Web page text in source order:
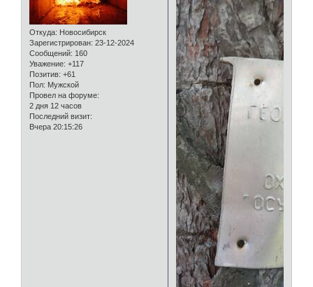
Откуда: Новосибирск
Зарегистрирован: 23-12-2024
Сообщений: 160
Уважение: +117
Позитив: +61
Пол: Мужской
Провел на форуме:
2 дня 12 часов
Последний визит:
Вчера 20:15:26